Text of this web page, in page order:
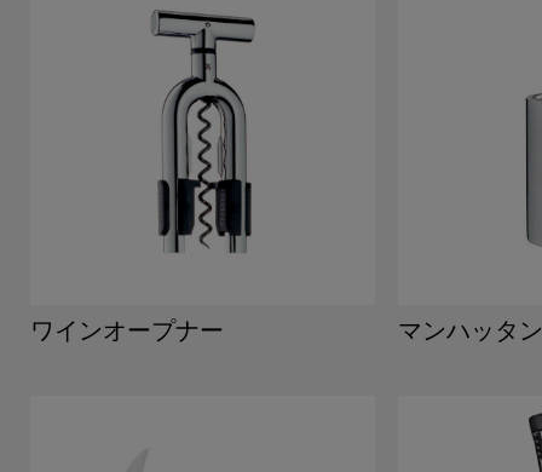
ワインオープナー マンハッタ